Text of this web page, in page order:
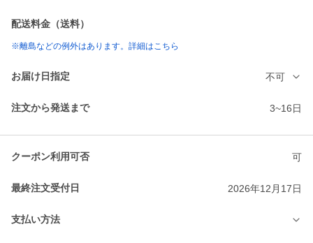
配送料金（送料）
※離島などの例外はあります。詳細はこちら
お届け日指定 不可
注文から発送まで 3~16日
クーポン利用可否 可
最終注文受付日 2026年12月17日
支払い方法